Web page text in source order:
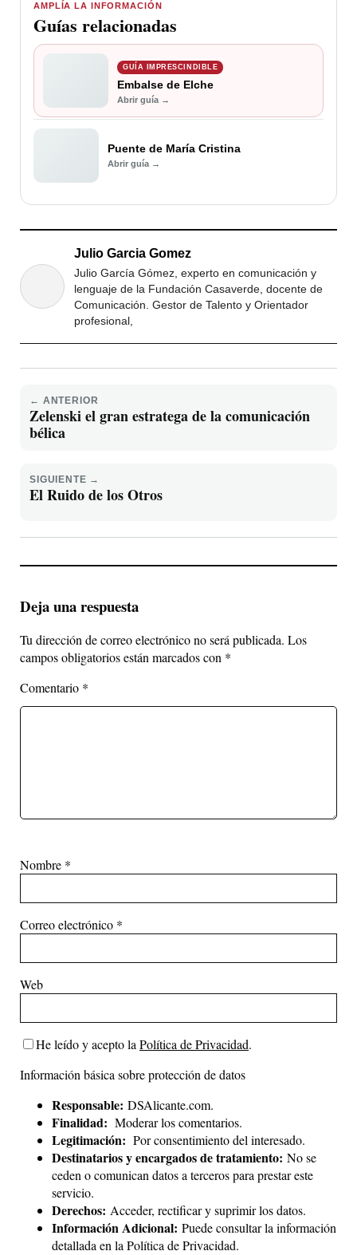
AMPLÍA LA INFORMACIÓN
Guías relacionadas
GUÍA IMPRESCINDIBLE
Embalse de Elche
Abrir guía →
Puente de María Cristina
Abrir guía →
Julio Garcia Gomez
Julio García Gómez, experto en comunicación y
lenguaje de la Fundación Casaverde, docente de
Comunicación. Gestor de Talento y Orientador
profesional,
← ANTERIOR
Zelenski el gran estratega de la comunicación
bélica
SIGUIENTE →
El Ruido de los Otros
Deja una respuesta
Tu dirección de correo electrónico no será publicada. Los
campos obligatorios están marcados con *
Comentario *
Nombre *
Correo electrónico *
Web
He leído y acepto laPolítica de Privacidad.
Información básica sobre protección de datos
Responsable: DSAlicante.com.
Finalidad: Moderar los comentarios.
Legitimación: Por consentimiento del interesado.
Destinatarios y encargados de tratamiento: No se
ceden o comunican datos a terceros para prestar este
servicio.
Derechos: Acceder, rectificar y suprimir los datos.
Información Adicional: Puede consultar la información
detallada en laPolítica de Privacidad.